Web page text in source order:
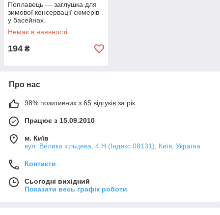
Поплавець — заглушка для
зимової консервації скімерів
у басейнах.
Немає в наявності
194 ₴
Про нас
98% позитивних з 65 відгуків за рік
Працює з 15.09.2010
м. Київ
вул. Велика кільцева, 4 Н (Індекс 08131), Київ, Україна
Контакти
Сьогодні вихідний
Показати весь графік роботи